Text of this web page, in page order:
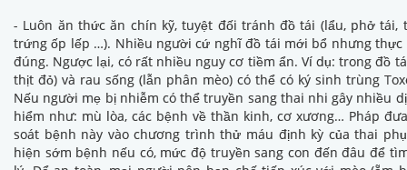
- Luôn ăn thức ăn chín kỹ, tuyệt đối tránh đồ tái (lẩu, phở tái,
trứng ốp lếp …). Nhiều người cứ nghĩ đồ tái mới bổ nhưng thực
đúng. Ngược lại, có rất nhiều nguy cơ tiềm ẩn. Ví dụ: trong đồ
thịt đỏ) và rau sống (lẫn phân mèo) có thể có ký sinh trùng
Nếu người mẹ bị nhiễm có thể truyền sang thai nhi gây nhiều
hiểm như: mù lòa, các bệnh về thần kinh, cơ xương… Pháp
soát bệnh này vào chương trình thử máu định kỳ của thai
hiện sớm bệnh nếu có, mức độ truyền sang con đến đâu để